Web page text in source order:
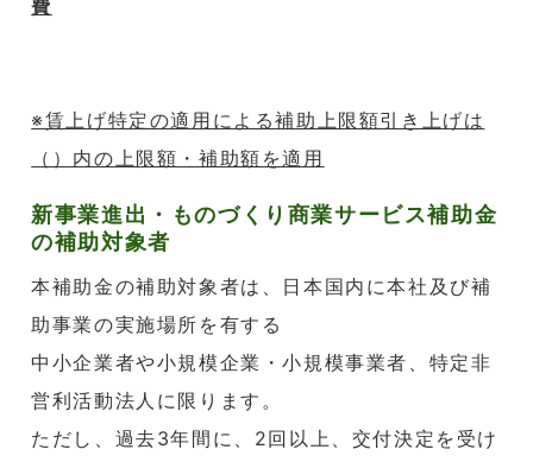
費
※賃上げ特定の適用による補助上限額引き上げは
（）内の上限額・補助額を適用
新事業進出・ものづくり商業サービス補助金
の補助対象者
本補助金の補助対象者は、日本国内に本社及び補
助事業の実施場所を有する
中小企業者や小規模企業・小規模事業者、特定非
営利活動法人に限ります。
ただし、過去3年間に、2回以上、交付決定を受け